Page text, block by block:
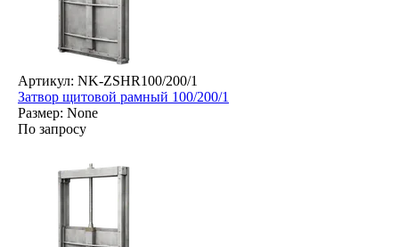
Артикул: NK-ZSHR100/200/1
Затвор щитовой рамный 100/200/1
Размер: None
По запросу